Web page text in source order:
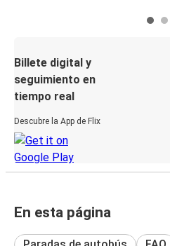
Billete digital y
seguimiento en
tiempo real
Descubre la App de Flix
En esta página